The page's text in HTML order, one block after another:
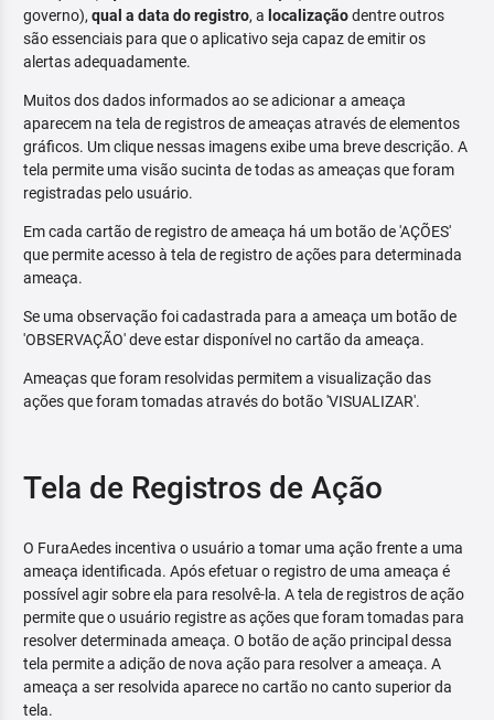
governo), qual a data do registro, a localizaçãodentre outros
são essenciais para que o aplicativo seja capaz de emitir os
alertas adequadamente.
Muitos dos dados informados ao se adicionar a ameaça
aparecem na tela de registros de ameaças através de elementos
gráficos. Um clique nessas imagens exibe uma breve descrição. A
tela permite uma visão sucinta de todas as ameaças que foram
registradas pelo usuário.
Em cada cartão de registro de ameaça há um botão de 'AÇÕES'
que permite acesso à tela de registro de ações para determinada
ameaça.
Se uma observação foi cadastrada para a ameaça um botão de
'OBSERVAÇÃO' deve estar disponível no cartão da ameaça.
Ameaças que foram resolvidas permitem a visualização das
ações que foram tomadas através do botão 'VISUALIZAR'.
Tela de Registros de Ação
O FuraAedes incentiva o usuário a tomar uma ação frente a uma
ameaça identificada. Após efetuar o registro de uma ameaça é
possível agir sobre ela para resolvê-la. A tela de registros de ação
permite que o usuário registre as ações que foram tomadas para
resolver determinada ameaça. O botão de ação principal dessa
tela permite a adição de nova ação para resolver a ameaça. A
ameaça a ser resolvida aparece no cartão no canto superior da
tela.